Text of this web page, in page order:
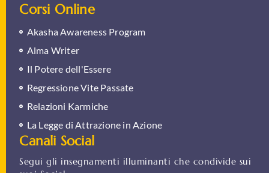
Corsi Online
Akasha Awareness Program
Alma Writer
Il Potere dell'Essere
Regressione Vite Passate
Relazioni Karmiche
La Legge di Attrazione in Azione
Canali Social
Segui gli insegnamenti illuminanti che condivide sui